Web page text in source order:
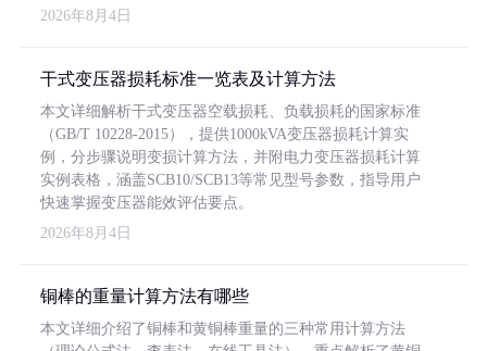
2026年8月4日
干式变压器损耗标准一览表及计算方法
本文详细解析干式变压器空载损耗、负载损耗的国家标准
（GB/T 10228-2015），提供1000kVA变压器损耗计算实
例，分步骤说明变损计算方法，并附电力变压器损耗计算
实例表格，涵盖SCB10/SCB13等常见型号参数，指导用户
快速掌握变压器能效评估要点。
2026年8月4日
铜棒的重量计算方法有哪些
本文详细介绍了铜棒和黄铜棒重量的三种常用计算方法